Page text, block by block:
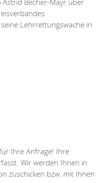
Lehrrettungswache in
Ihre Anfrage! Ihre
Wir werden Ihnen in
zuschicken bzw. mit Ihnen